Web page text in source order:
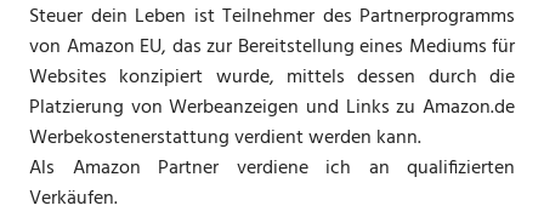
Steuer dein Leben ist Teilnehmer des Partnerprogramms
von Amazon EU, das zur Bereitstellung eines Mediums für
Websites konzipiert wurde, mittels dessen durch die
Platzierung von Werbeanzeigen und Links zu Amazon.de
Werbekostenerstattung verdient werden kann.
Als Amazon Partner verdiene ich an qualifizierten
Verkäufen.